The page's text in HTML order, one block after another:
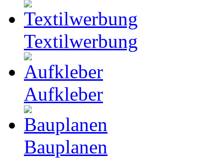
Textilwerbung
Aufkleber
Bauplanen